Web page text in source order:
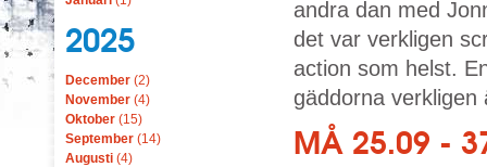
2025
December (2)
November (4)
Oktober (15)
September (14)
Augusti (4)
andra dan med
det var verkligen
action som helst.
gäddorna
MÅ 25.09 -